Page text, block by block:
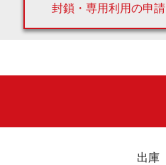
封鎖・専用利用の申請
出庫